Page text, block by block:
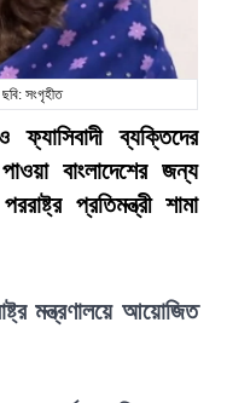
ছবি: সংগৃহীত
ব্যক্তিদের
বাংলাদেশের জন্য
প্রতিমন্ত্রী শামা
মন্ত্রণালয়ে আয়োজিত